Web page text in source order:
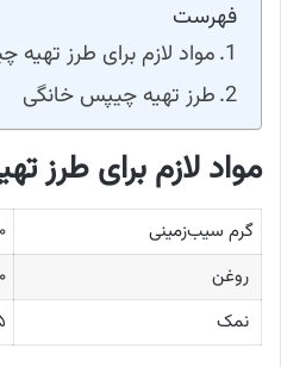
فهرست
مواد لازم برای طرز
طرز تهیه چیپس خانگی
مواد لازم برای طرز
گرم سیب‌زمینی
روغن
نمک
۱۵